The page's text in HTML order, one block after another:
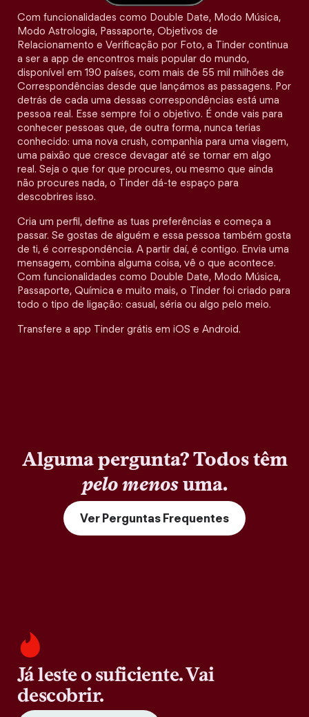
Com funcionalidades como Double Date, Modo Música,
Modo Astrologia, Passaporte, Objetivos de
Relacionamento e Verificação por Foto, a Tinder continua
a ser a app de encontros mais popular do mundo,
disponível em 190 países, com mais de 55 mil milhões de
Correspondências desde que lançámos as passagens. Por
detrás de cada uma dessas correspondências está uma
pessoa real. Esse sempre foi o objetivo. É onde vais para
conhecer pessoas que, de outra forma, nunca terias
conhecido: uma nova crush, companhia para uma viagem,
uma paixão que cresce devagar até se tornar em algo
real. Seja o que for que procures, ou mesmo que ainda
não procures nada, o Tinder dá-te espaço para
descobrires isso.
Cria um perfil, define as tuas preferências e começa a
passar. Se gostas de alguém e essa pessoa também gosta
de ti, é correspondência. A partir daí, é contigo. Envia uma
mensagem, combina alguma coisa, vê o que acontece.
Com funcionalidades como Double Date, Modo Música,
Passaporte, Química e muito mais, o Tinder foi criado para
todo o tipo de ligação: casual, séria ou algo pelo meio.
Transfere a app Tinder grátis em iOS e Android.
Alguma pergunta? Todos têm
pelo menosuma.
Ver Perguntas Frequentes
Já leste o suficiente. Vai
descobrir.